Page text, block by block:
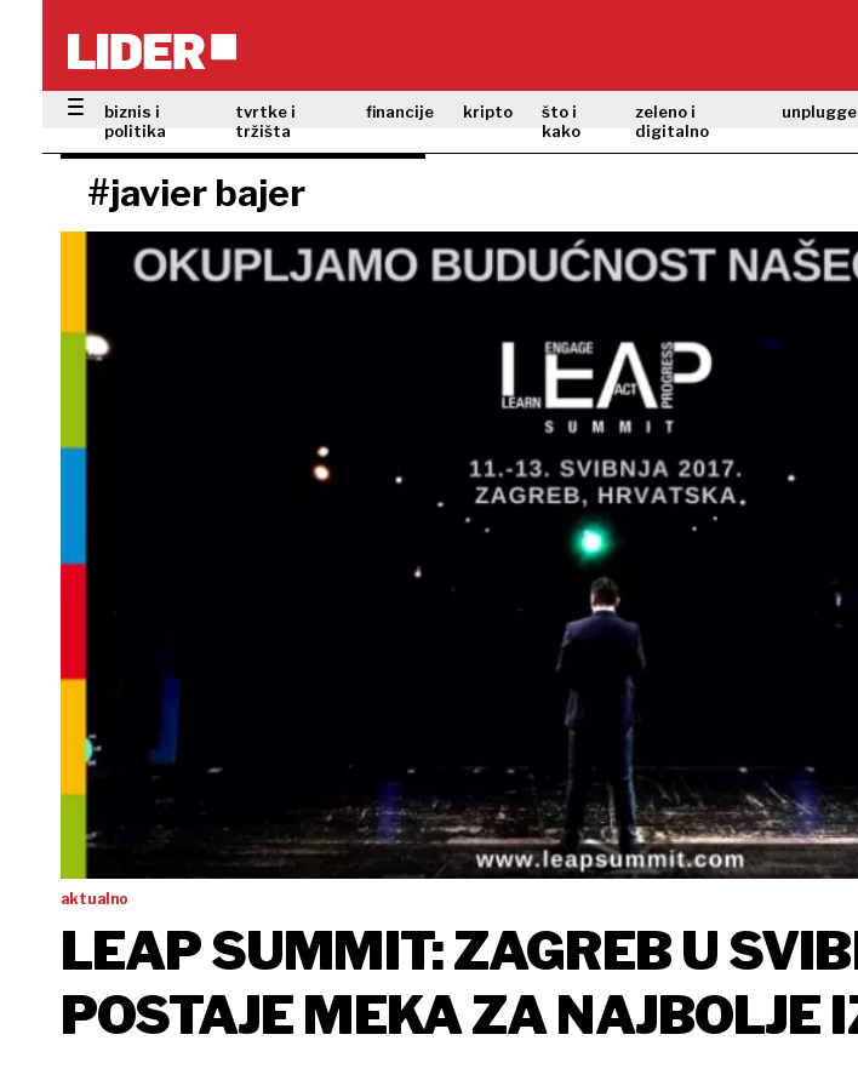
biznis i
politika
tvrtke i
tržišta
financije kripto
što i
kako
zeleno i
digitalno
#javier bajer
aktualno
LEAP SUMMIT: ZAGREB U
POSTAJE MEKA ZA NAJBOLJE